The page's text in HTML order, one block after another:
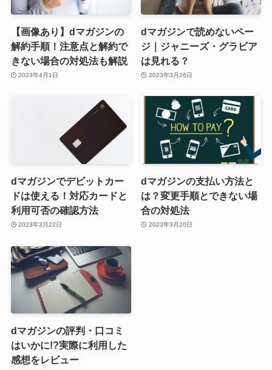
【画像あり】dマガジンの
解約手順！注意点と解約で
きない場合の対処法も解説
2023年4月1日
dマガジンで読めないペー
ジ｜ジャニーズ・グラビア
は見れる？
2023年3月26日
dマガジンでデビットカー
ドは使える！対応カードと
利用可否の確認方法
2023年3月22日
dマガジンの支払い方法と
は？変更手順とできない場
合の対処法
2023年3月20日
dマガジンの評判・口コミ
はいかに!?実際に利用した
感想をレビュー